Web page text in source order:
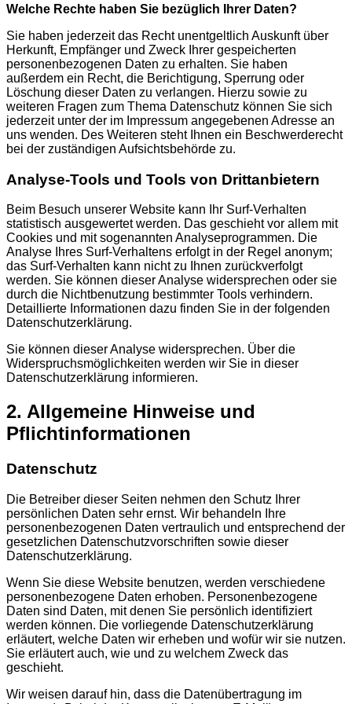
Welche Rechte haben Sie bezüglich Ihrer Daten?
Sie haben jederzeit das Recht unentgeltlich Auskunft über
Herkunft, Empfänger und Zweck Ihrer gespeicherten
personenbezogenen Daten zu erhalten. Sie haben
außerdem ein Recht, die Berichtigung, Sperrung oder
Löschung dieser Daten zu verlangen. Hierzu sowie zu
weiteren Fragen zum Thema Datenschutz können Sie sich
jederzeit unter der im Impressum angegebenen Adresse an
uns wenden. Des Weiteren steht Ihnen ein Beschwerderecht
bei der zuständigen Aufsichtsbehörde zu.
Analyse-Tools und Tools von Drittanbietern
Beim Besuch unserer Website kann Ihr Surf-Verhalten
statistisch ausgewertet werden. Das geschieht vor allem mit
Cookies und mit sogenannten Analyseprogrammen. Die
Analyse Ihres Surf-Verhaltens erfolgt in der Regel anonym;
das Surf-Verhalten kann nicht zu Ihnen zurückverfolgt
werden. Sie können dieser Analyse widersprechen oder sie
durch die Nichtbenutzung bestimmter Tools verhindern.
Detaillierte Informationen dazu finden Sie in der folgenden
Datenschutzerklärung.
Sie können dieser Analyse widersprechen. Über die
Widerspruchsmöglichkeiten werden wir Sie in dieser
Datenschutzerklärung informieren.
2. Allgemeine Hinweise und
Pflichtinformationen
Datenschutz
Die Betreiber dieser Seiten nehmen den Schutz Ihrer
persönlichen Daten sehr ernst. Wir behandeln Ihre
personenbezogenen Daten vertraulich und entsprechend der
gesetzlichen Datenschutzvorschriften sowie dieser
Datenschutzerklärung.
Wenn Sie diese Website benutzen, werden verschiedene
personenbezogene Daten erhoben. Personenbezogene
Daten sind Daten, mit denen Sie persönlich identifiziert
werden können. Die vorliegende Datenschutzerklärung
erläutert, welche Daten wir erheben und wofür wir sie nutzen.
Sie erläutert auch, wie und zu welchem Zweck das
geschieht.
Wir weisen darauf hin, dass die Datenübertragung im